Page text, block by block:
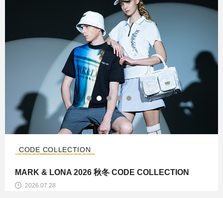
2026.07.28
CODE COLLECTION
MARK & LONA 2026 秋冬 CODE COLLECTION